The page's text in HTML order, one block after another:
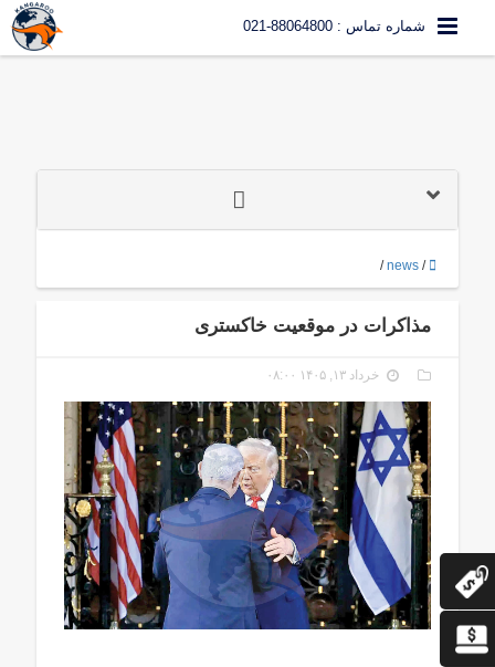
شماره تماس : 88064800-021
/
news
/
مذاکرات در موقعیت خاکستری
خرداد ۱۳, ۱۴۰۵ ۰۸:۰۰